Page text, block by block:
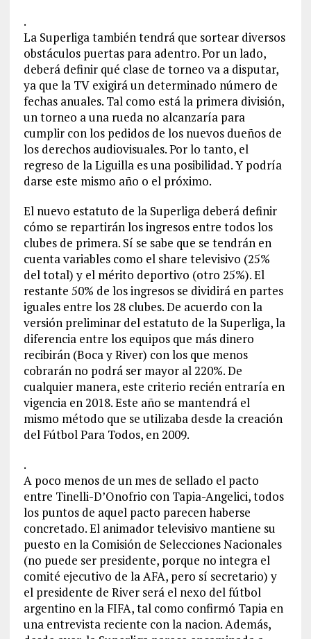
.
La Superliga también tendrá que sortear diversos
obstáculos puertas para adentro. Por un lado,
deberá definir qué clase de torneo va a disputar,
ya que la TV exigirá un determinado número de
fechas anuales. Tal como está la primera división,
un torneo a una rueda no alcanzaría para
cumplir con los pedidos de los nuevos dueños de
los derechos audiovisuales. Por lo tanto, el
regreso de la Liguilla es una posibilidad. Y podría
darse este mismo año o el próximo.
El nuevo estatuto de la Superliga deberá definir
cómo se repartirán los ingresos entre todos los
clubes de primera. Sí se sabe que se tendrán en
cuenta variables como el share televisivo (25%
del total) y el mérito deportivo (otro 25%). El
restante 50% de los ingresos se dividirá en partes
iguales entre los 28 clubes. De acuerdo con la
versión preliminar del estatuto de la Superliga, la
diferencia entre los equipos que más dinero
recibirán (Boca y River) con los que menos
cobrarán no podrá ser mayor al 220%. De
cualquier manera, este criterio recién entraría en
vigencia en 2018. Este año se mantendrá el
mismo método que se utilizaba desde la creación
del Fútbol Para Todos, en 2009.
.
A poco menos de un mes de sellado el pacto
entre Tinelli-D’Onofrio con Tapia-Angelici, todos
los puntos de aquel pacto parecen haberse
concretado. El animador televisivo mantiene su
puesto en la Comisión de Selecciones Nacionales
(no puede ser presidente, porque no integra el
comité ejecutivo de la AFA, pero sí secretario) y
el presidente de River será el nexo del fútbol
argentino en la FIFA, tal como confirmó Tapia en
una entrevista reciente con la nacion. Además,